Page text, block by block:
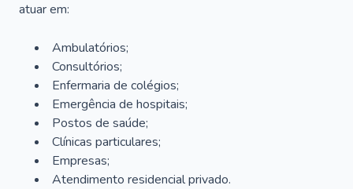
atuar em:
Ambulatórios;
Consultórios;
Enfermaria de colégios;
Emergência de hospitais;
Postos de saúde;
Clínicas particulares;
Empresas;
Atendimento residencial privado.